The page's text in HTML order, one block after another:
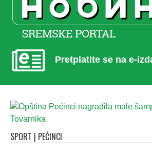
Pretplatite se na e-
SPORT | PEĆINCI